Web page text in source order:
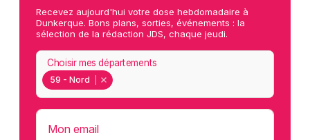
Recevez aujourd'hui votre dose hebdomadaire à
Dunkerque. Bons plans, sorties, événements : la
sélection de la rédaction JDS, chaque jeudi.
59 - Nord
Choisir mes départements
Mon email